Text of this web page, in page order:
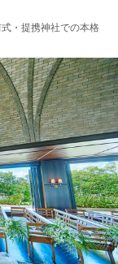
・提携神社での本格